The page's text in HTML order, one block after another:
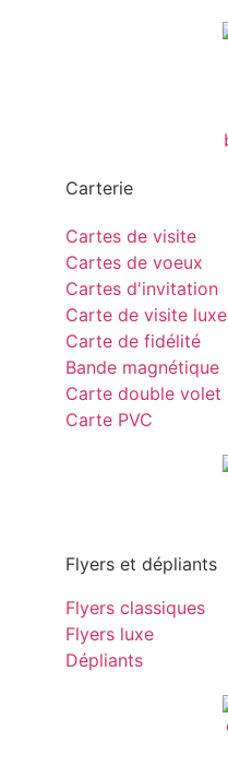
Carterie
Cartes de visite
Cartes de voeux
Cartes d'invitation
Carte de visite luxe
Carte de fidélité
Bande magnétique
Carte double volet
Carte PVC
Flyers et dépliants
Flyers classiques
Flyers luxe
Dépliants